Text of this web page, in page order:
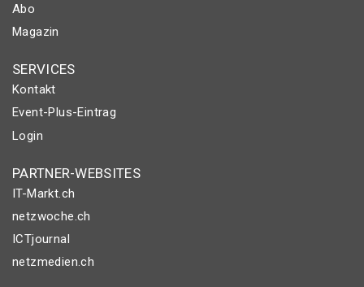
Abo
Magazin
SERVICES
Kontakt
Event-Plus-Eintrag
Login
PARTNER-WEBSITES
IT-Markt.ch
netzwoche.ch
ICTjournal
netzmedien.ch